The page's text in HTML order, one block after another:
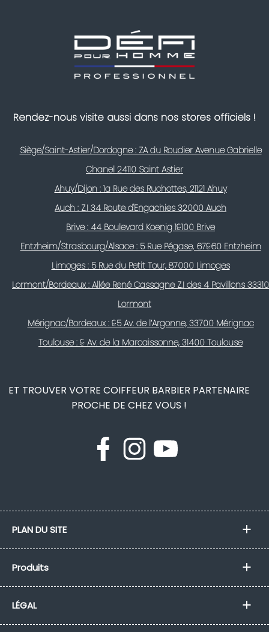
Rendez-nous visite aussi dans nos stores officiels !
Siège/Saint-Astier/Dordogne : ZA du Roudier Avenue Gabrielle
Chanel 24110 Saint Astier
Ahuy/Dijon : 1a Rue des Ruchottes, 21121 Ahuy
Auch : Z.I 34 Route d'Engachies 32000 Auch
Brive : 44 Boulevard Koenig 19100 Brive
Entzheim/Strasbourg/Alsace : 5 Rue Pégase, 67960 Entzheim
Limoges : 5 Rue du Petit Tour, 87000 Limoges
Lormont/Bordeaux : Allée René Cassagne Z.I des 4 Pavillons 33310
Lormont
Mérignac/Bordeaux : 95 Av. de l’Argonne, 33700 Mérignac
Toulouse : 9 Av. de la Marcaissonne, 31400 Toulouse
ET TROUVER VOTRE COIFFEUR BARBIER PARTENAIRE
PROCHE DE CHEZ VOUS !
PLAN DU SITE
Produits
LÉGAL